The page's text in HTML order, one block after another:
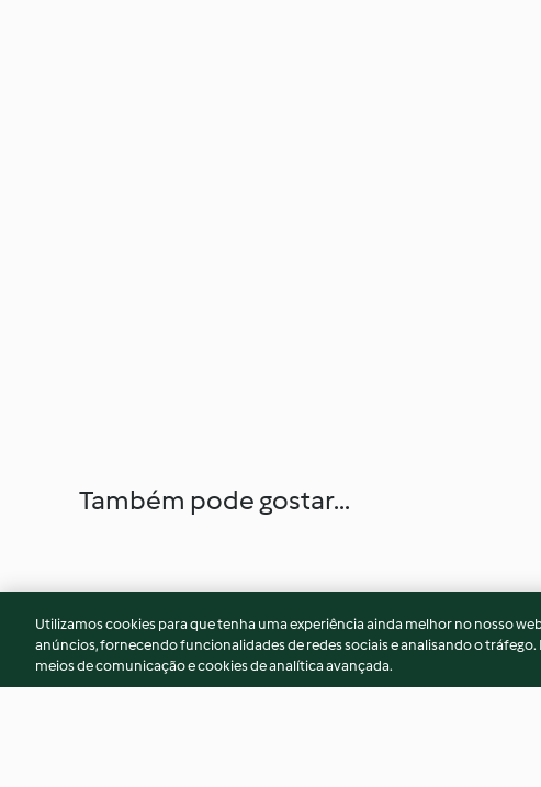
Também pode gostar...
Utilizamos cookies para que tenha uma experiência ainda melhor no nosso
anúncios, fornecendo funcionalidades de redes sociais e analisando o
meios de comunicação e cookies de analítica avançada.